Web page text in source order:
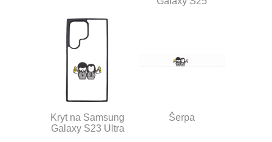
Kryt na Samsung
Galaxy S23 Ultra
Šerpa